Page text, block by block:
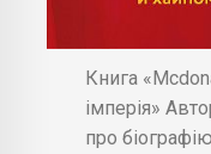
Книга
імперія»
про